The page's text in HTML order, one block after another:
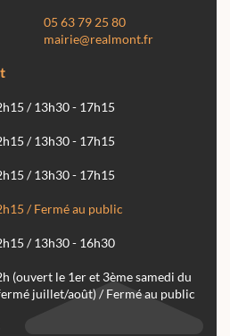
05 63 79 25 80
mairie@realmont.fr
/ 13h30 - 17h15
/ 13h30 - 17h15
/ 13h30 - 17h15
/ Fermé au public
/ 13h30 - 16h30
(ouvert le 1er et 3ème samedi du
juillet/août) / Fermé au public